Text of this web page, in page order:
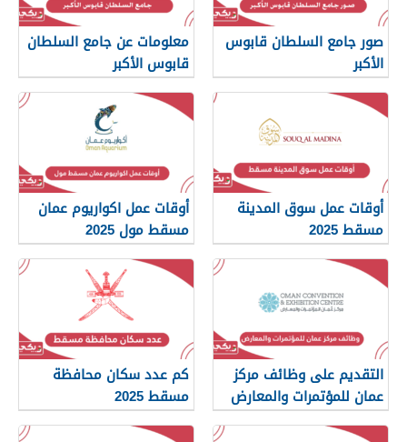
صور جامع السلطان قابوس
الأكبر
معلومات عن جامع السلطان
قابوس الأكبر
أوقات عمل سوق المدينة
مسقط 2025
أوقات عمل اكواريوم عمان
مسقط مول 2025
التقديم على وظائف مركز
عمان للمؤتمرات والمعارض
2025
كم عدد سكان محافظة
مسقط 2025